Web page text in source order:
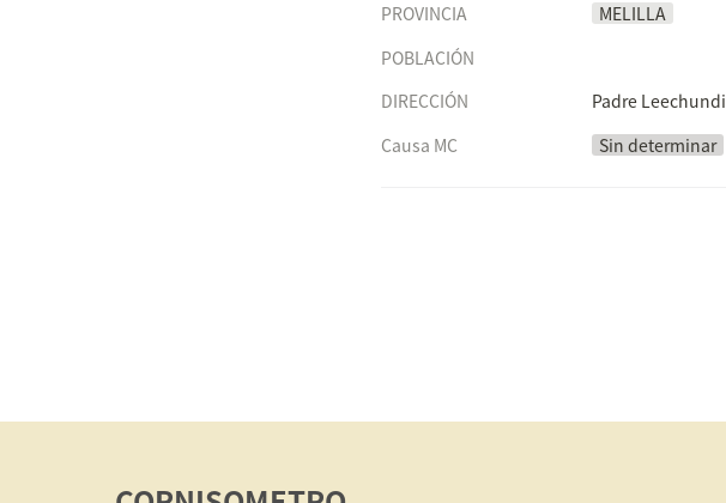
PROVINCIA
MELILLA
POBLACIÓN
DIRECCIÓN
Padre Leechundi
Causa MC
Sin determinar